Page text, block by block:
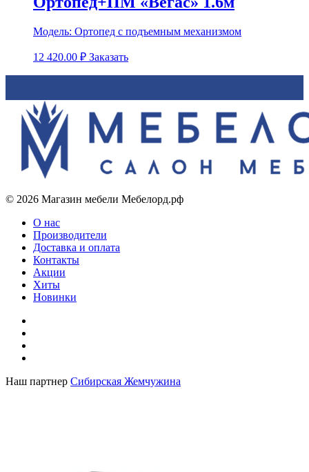
Модель: Ортопед с подъемным механизмом
12 420.00 ₽ Заказать
© 2026 Магазин мебели Мебелорд.рф
О нас
Производители
Доставка и оплата
Контакты
Акции
Хиты
Новинки
Наш партнер Сибирская Жемчужина